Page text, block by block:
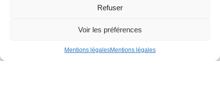
Refuser
Voir les préférences
Mentions légalesMentions légales